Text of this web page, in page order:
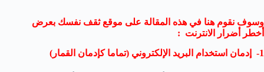
وسوف نقوم هنا في هذه المقالة على موقع ثقف نفسك بعرض
أخطر أضرار الانترنت :
1- إدمان استخدام البريد الإلكتروني (تماما كإدمان القمار)